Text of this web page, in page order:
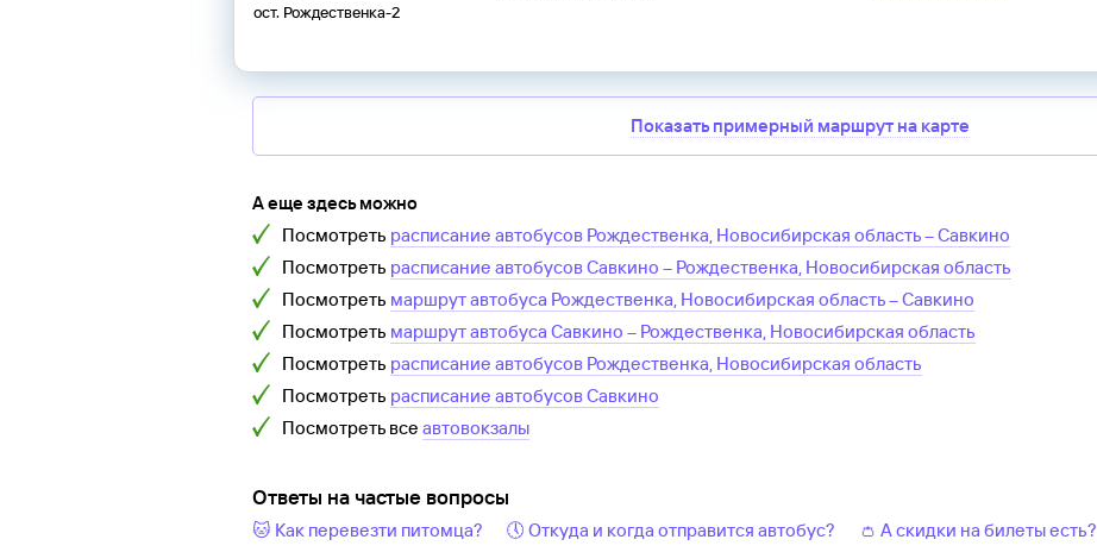
ост. Рождественка-2
Показать примерный маршрут на карте
А еще здесь можно
Посмотреть расписание автобусов Рождественка, Новосибирская область–Савкино
Посмотреть расписание автобусовСавкино – Рождественка, Новосибирская область
Посмотреть маршрут автобуса Рождественка, Новосибирская область–Савкино
Посмотреть маршрут автобуса Савкино – Рождественка, Новосибирская область
Посмотреть расписание автобусов Рождественка, Новосибирская область
Посмотреть расписание автобусовСавкино
Посмотреть все автовокзалы
Ответы на частые вопросы
🐱 Как перевезти питомца? 🕔 Откуда и когда отправится автобус?
👛 А скидки на билеты есть?